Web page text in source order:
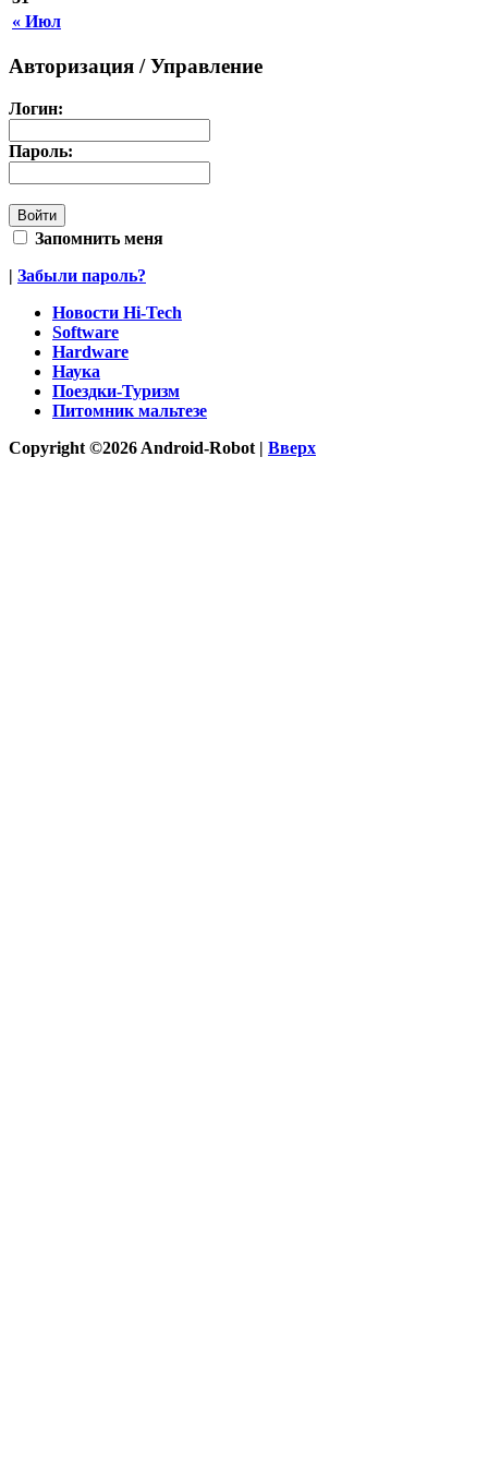
« Июл
Авторизация / Управление
Логин:
Пароль:
Запомнить меня
| Забыли пароль?
Новости Hi-Tech
Software
Hardware
Наука
Поездки-Туризм
Питомник мальтезе
Copyright ©2026 Android-Robot | Вверх